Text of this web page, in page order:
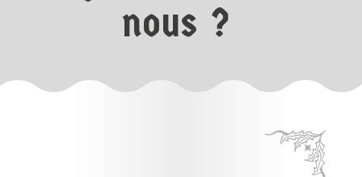
nous ?